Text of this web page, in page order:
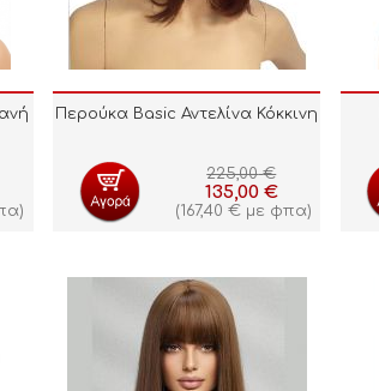
Περούκα Basic Αντελίνα Κόκκινη
225,00 €
135,00 €
(167,40 €με φπα)